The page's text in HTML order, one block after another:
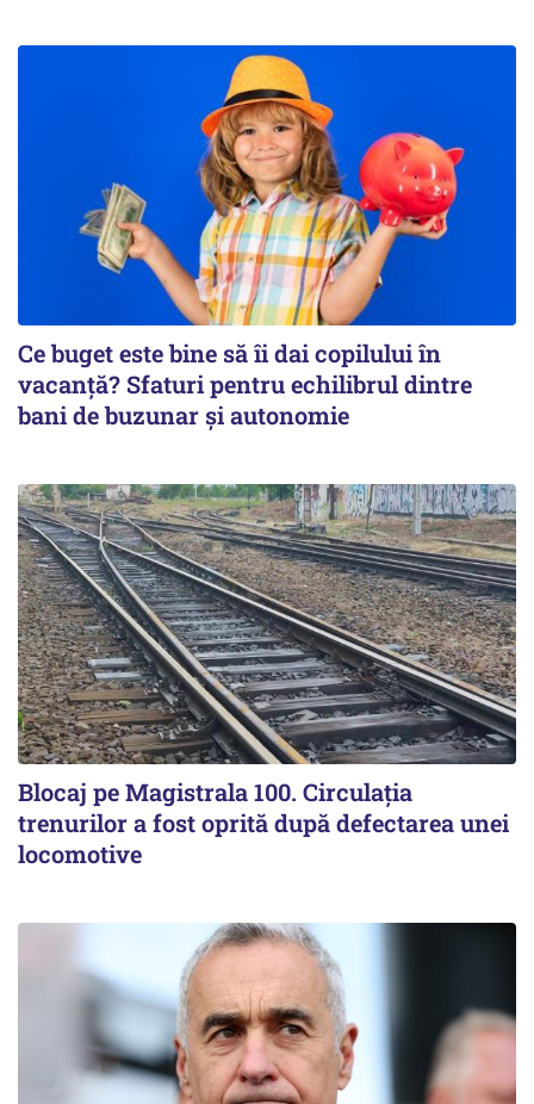
Ce buget este bine să îi dai copilului în
vacanță? Sfaturi pentru echilibrul dintre
bani de buzunar și autonomie
Blocaj pe Magistrala 100. Circulația
trenurilor a fost oprită după defectarea unei
locomotive